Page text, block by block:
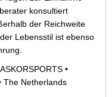
konsultiert
der Reichweite
Lebensstil ist ebenso
•
The Netherlands